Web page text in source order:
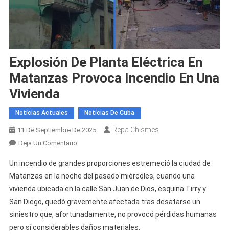
Explosión De Planta Eléctrica En
Matanzas Provoca Incendio En Una
Vivienda
Notícias Actuales Notícias De Cuba
11 De Septiembre De 2025 Repa Chismes
Deja Un ComentarioEn
De
Planta
Eléctrica
En
Matanzas
Provoca
Un incendio de grandes proporciones estremeció la ciudad de
Matanzas en la noche del pasado miércoles, cuando una
vivienda ubicada en la calle San Juan de Dios, esquina Tirry y
San Diego, quedó gravemente afectada tras desatarse un
siniestro que, afortunadamente, no provocó pérdidas humanas
pero sí considerables daños materiales.